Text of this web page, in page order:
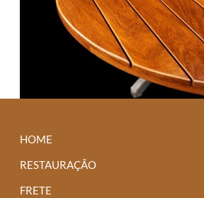
HOME
RESTAURAÇÃO
FRETE